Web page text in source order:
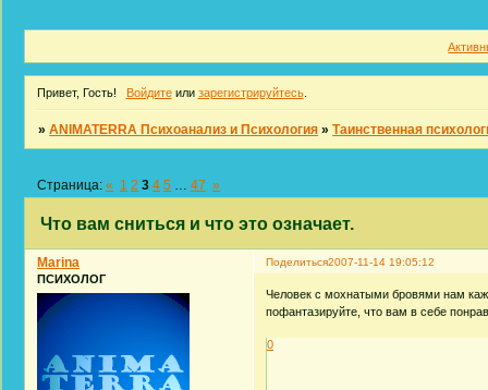
Привет, Гость! Войдитеили зарегистрируйтесь.
»ANIMATERRA Психоанализ и Психология »Таинственная
Что вам сниться и что это означает.
Страница:« 1 2 3 4 5 47 »
Поделиться2007-11-14 19:05:12
Marina
ПСИХОЛОГ
Человек с мохнатыми бровями нам
пофантазируйте, что вам в себе
0